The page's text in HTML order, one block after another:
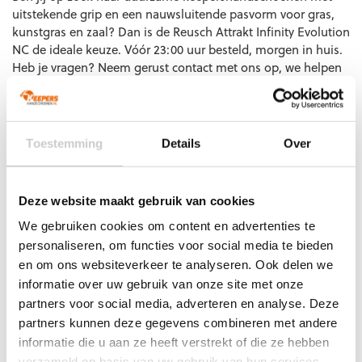
Toestemming Details Over
Deze website maakt gebruik van cookies
We gebruiken cookies om content en advertenties te
personaliseren, om functies voor social media te bieden
en om ons websiteverkeer te analyseren. Ook delen we
informatie over uw gebruik van onze site met onze
partners voor social media, adverteren en analyse. Deze
partners kunnen deze gegevens combineren met andere
informatie die u aan ze heeft verstrekt of die ze hebben
Artikelnummers
Extra informatie
Doelgroep
Senior
Techniek (palm)
Negative Cut
Kleur
Blauw, Oranje,Zwart
Merk
Reusch
uitstekende grip en een nauwsluitende pasvorm voor gras,
kunstgras en zaal? Dan is de Reusch Attrakt Infinity Evolution
NC de ideale keuze. Vóór 23:00 uur besteld, morgen in huis.
Heb je vragen? Neem gerust contact met ons op, we helpen